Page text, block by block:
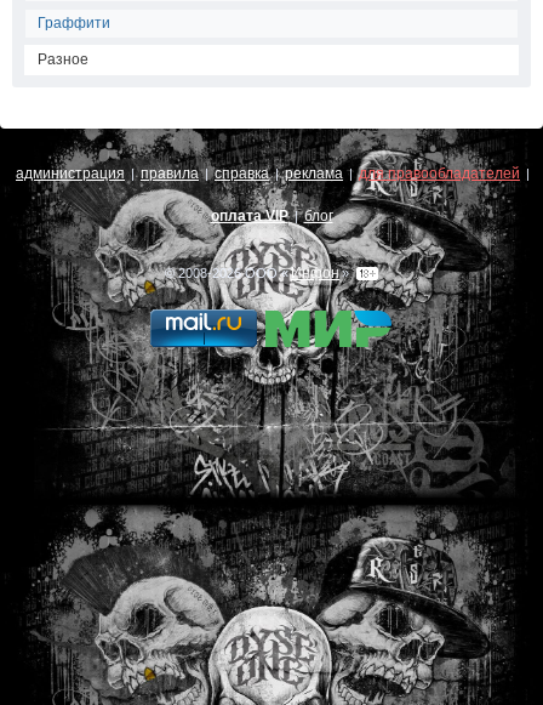
Граффити
Разное
администрация |правила|справка|реклама | для правообладателей |
оплата VIP|блог
© 2008-2026 ООО «Инфон»